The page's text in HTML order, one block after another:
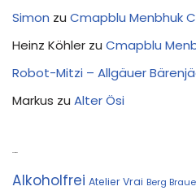
Simon zu Cmapblu Menbhuk
Heinz Köhler zu Cmapblu
Robot-Mitzi – Allgäuer
Markus zu Alter Ösi
Alkoholfrei Atelier Vrai Berg